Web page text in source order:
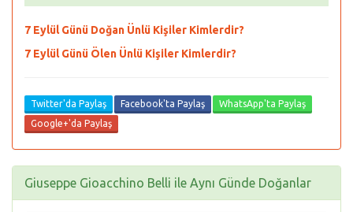
7 Eylül Günü Doğan Ünlü Kişiler Kimlerdir?
7 Eylül Günü Ölen Ünlü Kişiler Kimlerdir?
Twitter'da Paylaş Facebook'ta Paylaş
WhatsApp'ta Paylaş
Google+'da Paylaş
Giuseppe Gioacchino Belli ile Aynı Günde Doğanlar